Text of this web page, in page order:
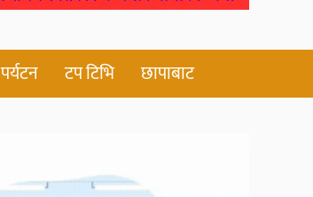
पर्यटन टप टिभि छापाबाट